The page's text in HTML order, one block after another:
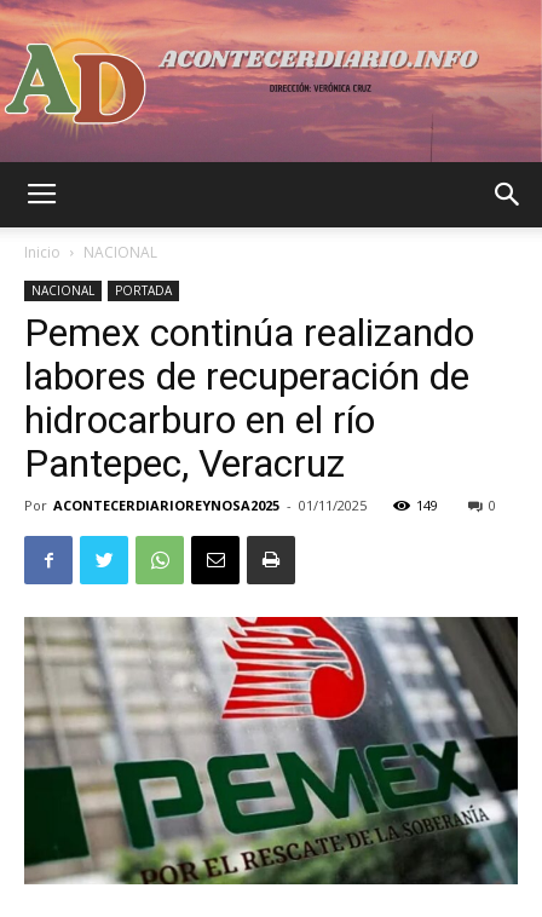
Diario
Inicio NACIONAL
NACIONAL PORTADA
Pemex continúa realizando
labores de recuperación de
hidrocarburo en el río
Pantepec, Veracruz
Por ACONTECERDIARIOREYNOSA2025 - 01/11/2025 149 0